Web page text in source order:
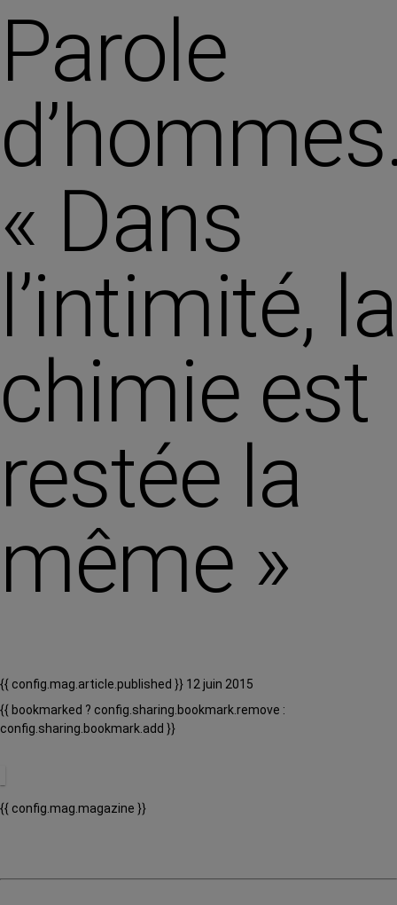
Parole
« Dans
l’intimité, la
chimie est
restée la
même »
{{ config.mag.article.published }} 12 juin 2015
{{ bookmarked ? config.sharing.bookmark.remove :
config.sharing.bookmark.add }}
{{ config.mag.magazine }}